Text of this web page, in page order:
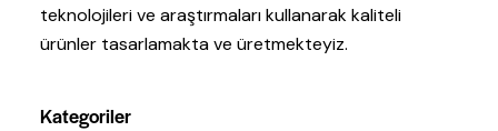
teknolojileri ve araştırmaları kullanarak kaliteli
ürünler tasarlamakta ve üretmekteyiz.
Kategoriler